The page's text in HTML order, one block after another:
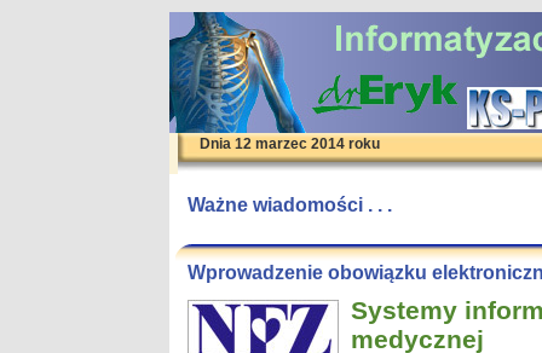
Dnia 12 marzec 2014 roku
Ważne wiadomości . . .
Wprowadzenie obowiązku
Systemy
medycznej